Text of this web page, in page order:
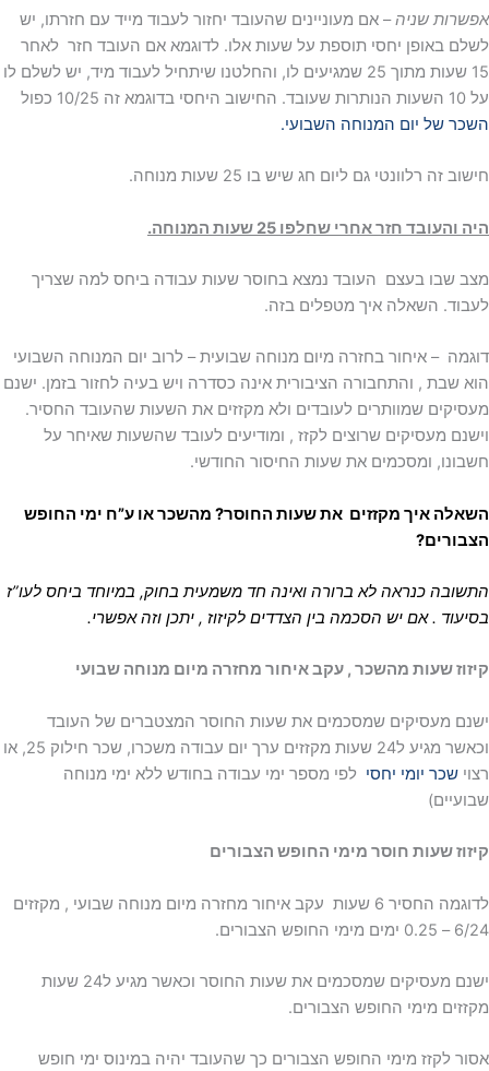
אפשרות שניה– אם מעוניינים שהעובד יחזור לעבוד מייד עם חזרתו, יש
לשלם באופן יחסי תוספת על שעות אלו. לדוגמא אם העובד חזר לאחר
15 שעות מתוך 25 שמגיעים לו, והחלטנו שיתחיל לעבוד מיד, יש לשלם לו
על 10 השעות הנותרות שעובד. החישוב היחסי בדוגמא זה 10/25 כפול
השכר של יום המנוחה השבועי.
חישוב זה רלוונטי גם ליום חג שיש בו 25 שעות מנוחה.
היה והעובד חזר אחרי שחלפו 25 שעות המנוחה.
מצב שבו בעצם העובד נמצא בחוסר שעות עבודה ביחס למה שצריך
לעבוד. השאלה איך מטפלים בזה.
דוגמה – איחור בחזרה מיום מנוחה שבועית – לרוב יום המנוחה השבועי
הוא שבת , והתחבורה הציבורית אינה כסדרה ויש בעיה לחזור בזמן. ישנם
מעסיקים שמוותרים לעובדים ולא מקזזים את השעות שהעובד החסיר.
וישנם מעסיקים שרוצים לקזז , ומודיעים לעובד שהשעות שאיחר על
חשבונו, ומסכמים את שעות החיסור החודשי.
השאלה איך מקזזים את שעות החוסר? מהשכר או ע”ח ימי החופש
הצבורים?
התשובה כנראה לא ברורה ואינה חד משמעית בחוק, במיוחד ביחס לעו”ז
בסיעוד . אם יש הסכמה בין הצדדים לקיזוז , יתכן וזה אפשרי.
קיזוז שעות מהשכר , עקב איחור מחזרה מיום מנוחה שבועי
ישנם מעסיקים שמסכמים את שעות החוסר המצטברים של העובד
וכאשר מגיע ל24 שעות מקזזים ערך יום עבודה משכרו, שכר חילוק 25, או
רצוי שכר יומי יחסי לפי מספר ימי עבודה בחודש ללא ימי מנוחה
שבועיים)
קיזוז שעות חוסר מימי החופש הצבורים
לדוגמה החסיר 6 שעות עקב איחור מחזרה מיום מנוחה שבועי , מקזזים
6/24 – 0.25 ימים מימי החופש הצבורים.
ישנם מעסיקים שמסכמים את שעות החוסר וכאשר מגיע ל24 שעות
מקזזים מימי החופש הצבורים.
אסור לקזז מימי החופש הצבורים כך שהעובד יהיה במינוס ימי חופש